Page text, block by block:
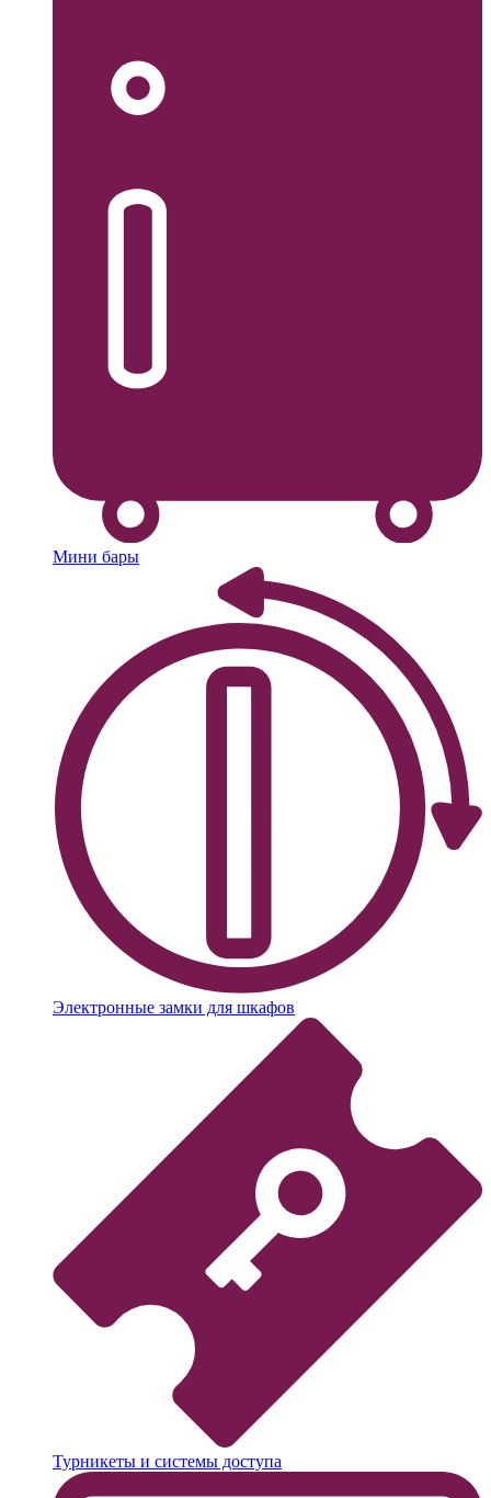
Мини бары
Электронные замки для шкафов
Турникеты и системы доступа